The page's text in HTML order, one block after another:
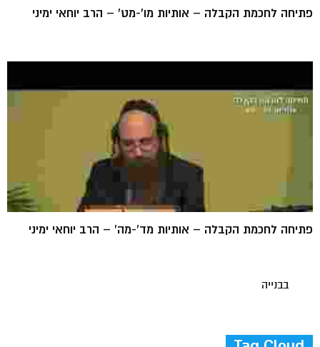
פתיחה לחכמת הקבלה – אותיות מו'-מט' – הרב יוחאי ימיני
פתיחה לחכמת הקבלה – אותיות מד'-מה' – הרב יוחאי ימיני
בבנייה